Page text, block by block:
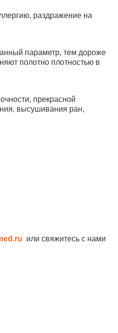
раздражение на
параметр, тем дороже
полотно плотностью в
прекрасной
высушивания ран,
или свяжитесь с нами